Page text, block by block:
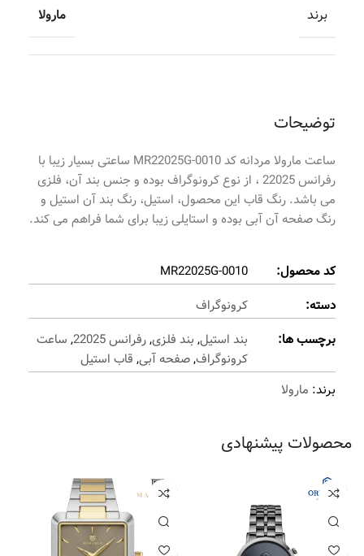
توضیحات
ساعت مارولا مردانه کد MR22025G-0010 ساعتی بسیار زیبا با
رفرانس 22025 ، از نوع کرونوگراف بوده و جنس بند آن، فلزی
می باشد. رنگ قاب این محصول، استیل، رنگ بند آن استیل و
رنگ صفحه آن آبی بوده و استایلی زیبا برای شما فراهم می کند.
کد محصول:
MR22025G-0010
دسته:
کرونوگراف
برچسب ها:
بند استیل, بند فلزی,رفرانس 22025 , ساعت
کرونوگراف,صفحه آبی, قاب استیل
برند: مارولا
برند مارولا
محصولات پیشنهادی